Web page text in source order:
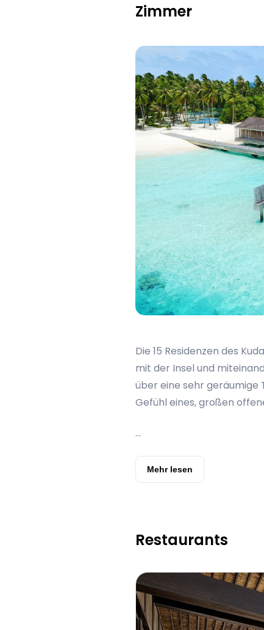
Zimmer
Die 15 Residenzen des
mit der Insel und
über eine sehr geräumige
Gefühl eines, großen
...
Mehr lesen
Restaurants